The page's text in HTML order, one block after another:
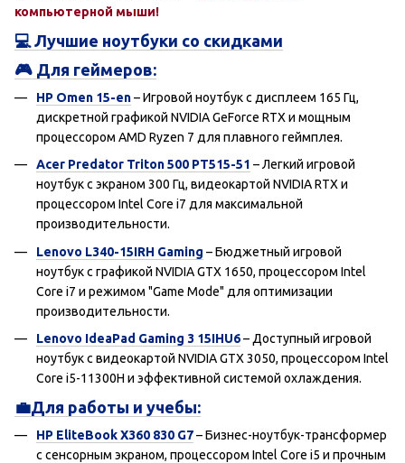
компьютерной мыши!
💻 Лучшие ноутбуки со скидками
🎮 Для геймеров:
HP Omen 15-en– Игровой ноутбук с дисплеем 165 Гц,
дискретной графикой NVIDIA GeForce RTX и мощным
процессором AMD Ryzen 7 для плавного геймплея.
Acer Predator Triton 500 PT515-51 – Легкий игровой
ноутбук с экраном 300 Гц, видеокартой NVIDIA RTX и
процессором Intel Core i7 для максимальной
производительности.
Lenovo L340-15IRH Gaming – Бюджетный игровой
ноутбук с графикой NVIDIA GTX 1650, процессором Intel
Core i7 и режимом "Game Mode" для оптимизации
производительности.
Lenovo IdeaPad Gaming 3 15IHU6– Доступный игровой
ноутбук с видеокартой NVIDIA GTX 3050, процессором Intel
Core i5-11300H и эффективной системой охлаждения.
💼Для работы и учебы:
HP EliteBook X360 830 G7– Бизнес-ноутбук-трансформер
с сенсорным экраном, процессором Intel Core i5 и прочным